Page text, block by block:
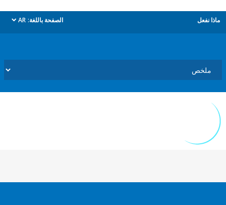
الصفحة باللغة: AR
dropdown